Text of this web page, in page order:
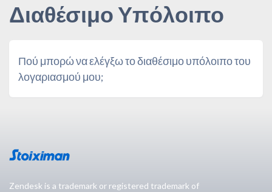
Διαθέσιμο Υπόλοιπο
Πού μπορώ να ελέγξω το διαθέσιμο υπόλοιπο του
λογαριασμού μου;
Zendesk is a trademark or registered trademark of